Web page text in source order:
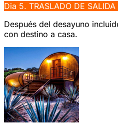
Dia 5. TRASLADO DE SALIDA
Después del desayuno
con destino a casa.